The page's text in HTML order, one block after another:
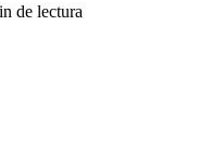
de lectura